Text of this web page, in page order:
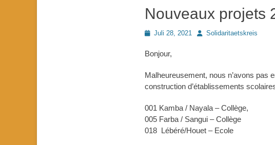
Nouveaux projets
PostedJuli 28, 2021 AutorSolidaritaetskreis
Bonjour,
Malheureusement, nous n’avons pas
construction d’établissements
001 Kamba / Nayala – Collège,
005 Farba / Sangui – Collège
018 Lébéré/Houet – Ecole